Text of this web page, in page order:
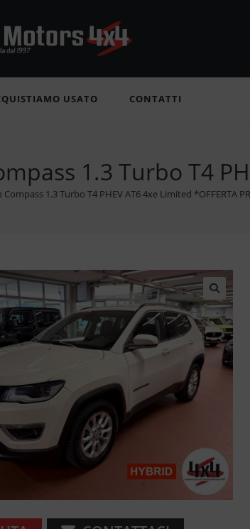
USATO CONTATTI
1.3 Turbo T4
Compass 1.3 Turbo T4 PHEV AT6 4xe Limited *OFFERTA
🔍